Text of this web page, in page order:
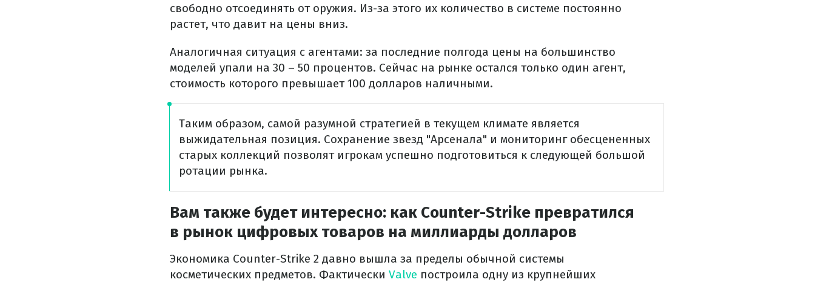
свободно отсоединять от оружия. Из-за этого их количество в системе постоянно
растет, что давит на цены вниз.
Аналогичная ситуация с агентами: за последние полгода цены на большинство
моделей упали на 30 – 50 процентов. Сейчас на рынке остался только один агент,
стоимость которого превышает 100 долларов наличными.
Таким образом, самой разумной стратегией в текущем климате является
выжидательная позиция. Сохранение звезд "Арсенала" и мониторинг обесцененных
старых коллекций позволят игрокам успешно подготовиться к следующей большой
ротации рынка.
Вам также будет интересно: как Counter-Strike превратился
в рынок цифровых товаров на миллиарды долларов
Экономика Counter-Strike 2 давно вышла за пределы обычной системы
косметических предметов. Фактически Valve построила одну из крупнейших